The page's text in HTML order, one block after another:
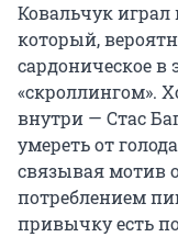
Ковальчук играл
который,
сардоническое
«скроллингом».
внутри — Стас
умереть от
связывая мотив
потреблением
привычку есть